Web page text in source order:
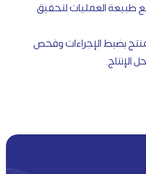
طبيعة العمليات لتحقيق
بضبط الإجراءات وفحص
الإنتاج.